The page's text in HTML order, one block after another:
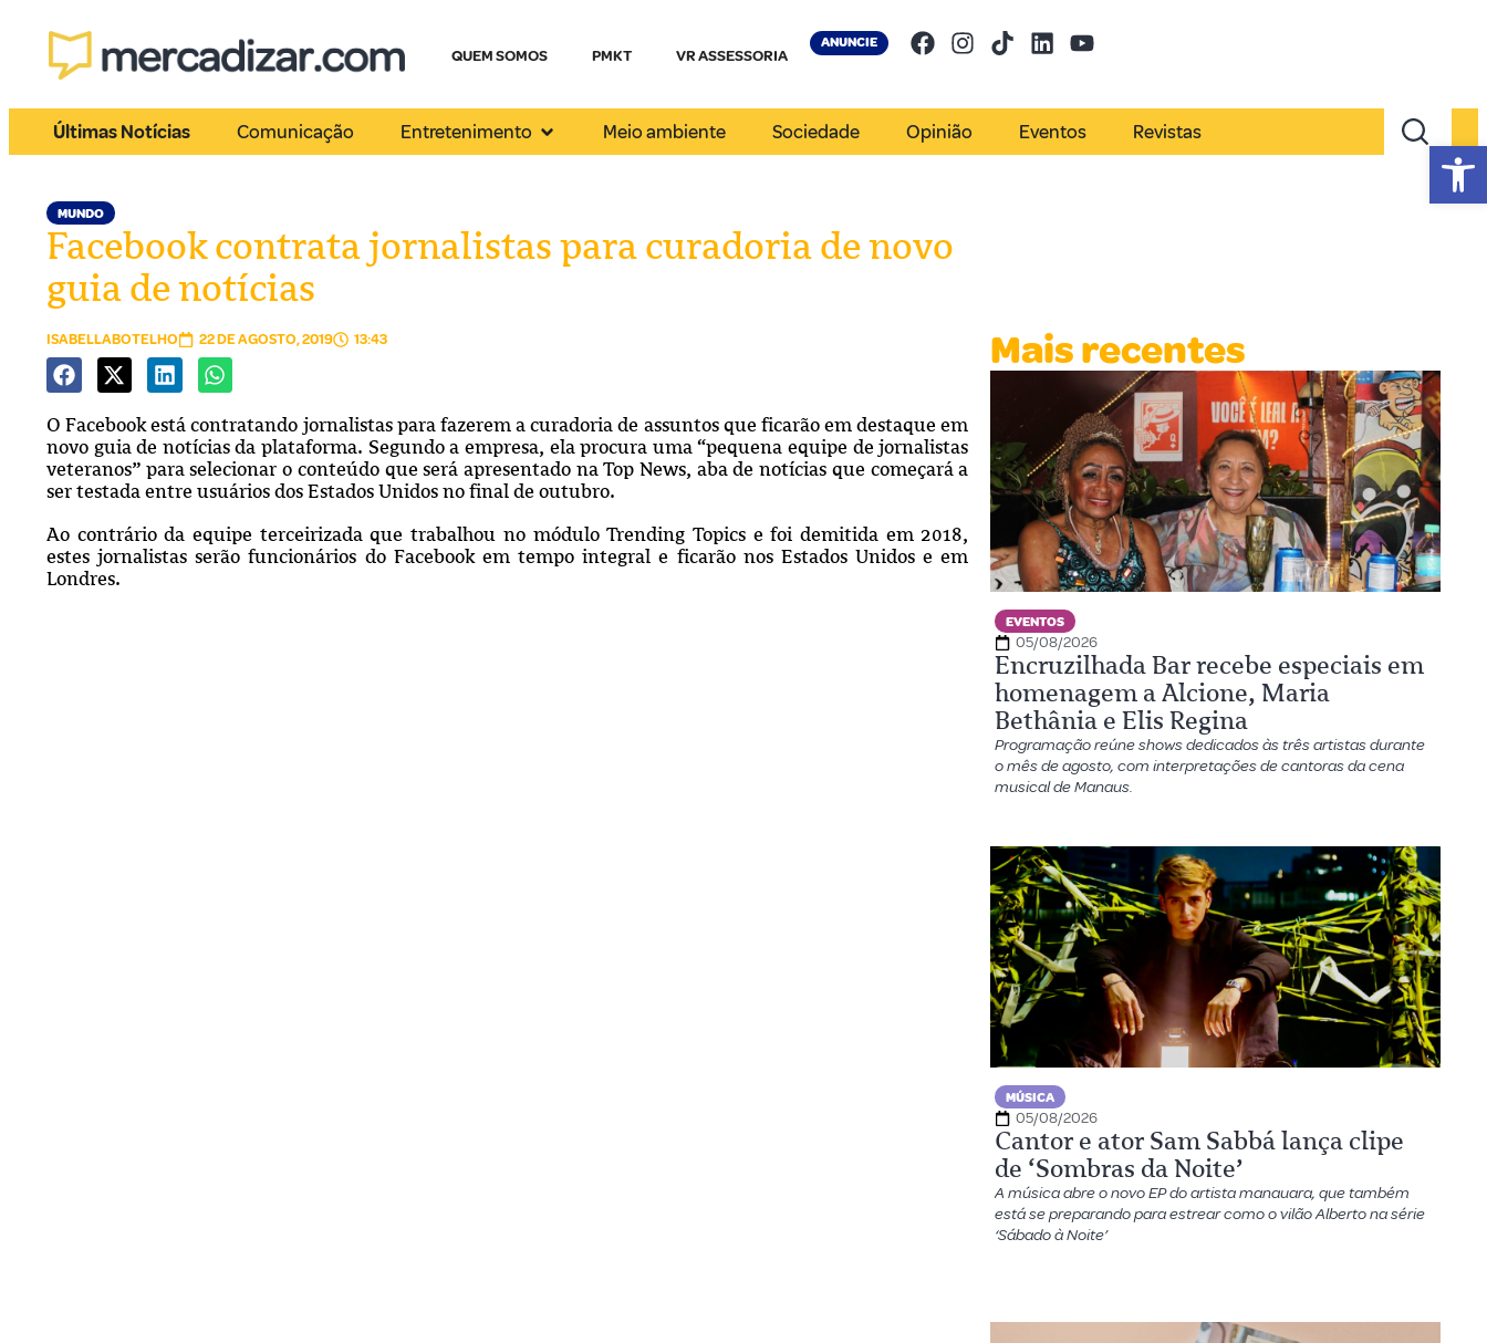
QUEM SOMOS PMKT VR ASSESSORIA
ANUNCIE
Últimas Notícias Comunicação Entretenimento Meio ambiente Sociedade Opinião Eventos Revistas
MUNDO
Facebook contrata jornalistas para curadoria de novo
guia de notícias
ISABELLABOTELHO 22 DE AGOSTO, 2019 13:43
O Facebook está contratando jornalistas para fazerem a curadoria de assuntos que ficarão em destaque em
novo guia de notícias da plataforma. Segundo a empresa, ela procura uma “pequena equipe de jornalistas
veteranos” para selecionar o conteúdo que será apresentado na Top News, aba de notícias que começará a
ser testada entre usuários dos Estados Unidos no final de outubro.
Ao contrário da equipe terceirizada que trabalhou no módulo Trending Topics e foi demitida em 2018,
estes jornalistas serão funcionários do Facebook em tempo integral e ficarão nos Estados Unidos e em
Londres.
Mais recentes
EVENTOS
05/08/2026
Encruzilhada Bar recebe especiais em
homenagem a Alcione, Maria
Bethânia e Elis Regina
Programação reúne shows dedicados às três artistas durante
o mês de agosto, com interpretações de cantoras da cena
musical de Manaus.
MÚSICA
05/08/2026
Cantor e ator Sam Sabbá lança clipe
de ‘Sombras da Noite’
A música abre o novo EP do artista manauara, que também
está se preparando para estrear como o vilão Alberto na série
‘Sábado à Noite’